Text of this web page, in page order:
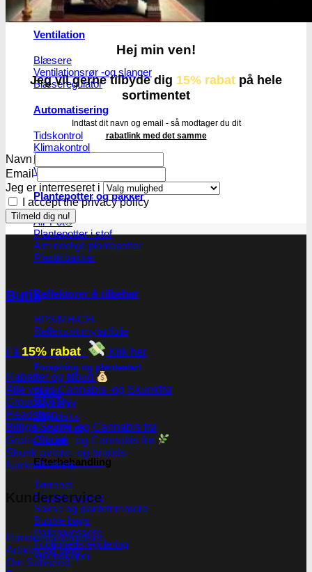
Biobizz
Ventilation
Blæsere
Ventilationsrør -og slanger
Blæseregulator
Automatisering
Tidskontrol
Klimakontrol
Lys skinner
Vandkølere
Plantepotter og bakker
Air-Pot®
Plantepotter i stof
Almindelige plantepotter
Plastikbakker
Reflektorer & tilbehør
HPS/MH/CFL
Refleksivt mylar/folie
Forspiring og plantestart
Root!t
Root Riot
Jiffy disks
Eazy Plugs
Grodan
Efterbehandling
Tørrenet
Plantetrimmere
Sakse og plantetrimmere
Bubble bags
Pollenpressere
Fugtighedsregulering
Mikroskoper
Hej min ven!
Jeg vil gerne tilbyde dig 15% rabat på hele
sortimentet
Indtast dit navn og email - så modtager du dit
rabatlink med det samme
Navn
Email
Jeg er interreseret i
I accept the privacy policy
Butik
Få 15% rabat Klik her
Rabatter og tilbud
Alle vores Cannabis -og Skunkfrø
Groudstyr
Headshop
Billige Skunk -og Cannabis frø
Gratis Skunk -og Cannabis frø
Skunk avlere- og brands
Narkotikatests
Kunderservice
Handelsbetingelser
Artikler og blog
Om Subseed